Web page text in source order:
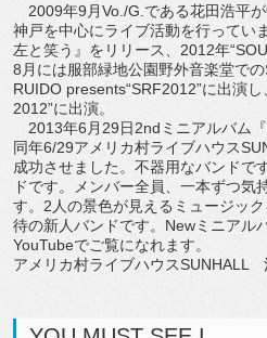
2009年9月Vo./G.である花田浩平
神戸を中心にライブ活動を行ってい
左と笑う』をリリース、2012年
8月には服部緑地公園野外音楽堂で
RUIDO presents“SRF2012”に出演
2012”に出演。
2013年6月29日2ndミニアルバム『
同年6/29アメリカ村ライブハウス
成功させました。不器用なバンドで
ドです。メンバー全員、一本ずつ気
す。2人の景色が見えるミュージッ
待の新人バンドです。Newミニアル
YouTubeでご覧になれます。
アメリカ村ライブハウスSUNHALL